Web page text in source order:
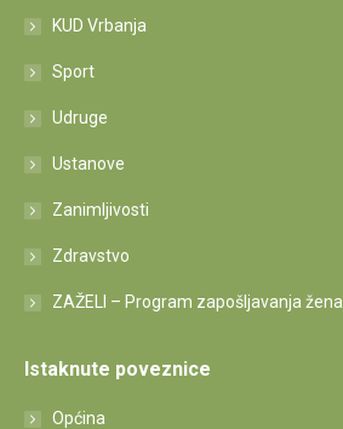
KUD Vrbanja
Sport
Udruge
Ustanove
Zanimljivosti
Zdravstvo
ZAŽELI – Program zapošljavanja žena
Istaknute poveznice
Općina